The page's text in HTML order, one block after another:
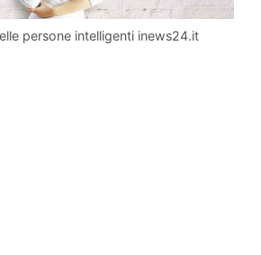
persone intelligenti inews24.it